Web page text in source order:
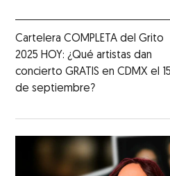
Cartelera COMPLETA del Grito
2025 HOY: ¿Qué artistas dan
concierto GRATIS en CDMX el 15
de septiembre?